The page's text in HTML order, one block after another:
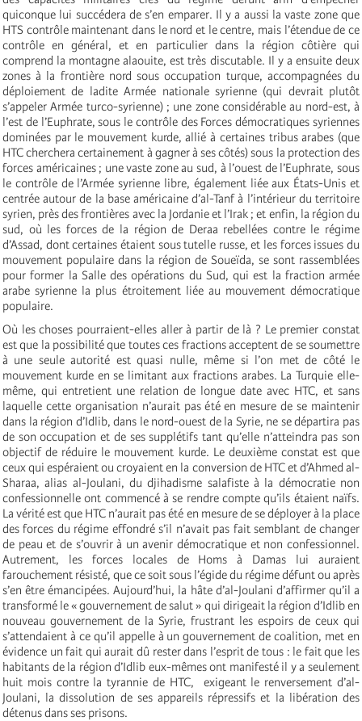
quiconque lui succédera de s’en emparer. Il y a aussi la vaste zone que
HTS contrôle maintenant dans le nord et le centre, mais l’étendue de ce
contrôle en général, et en particulier dans la région côtière qui
comprend la montagne alaouite, est très discutable. Il y a ensuite deux
zones à la frontière nord sous occupation turque, accompagnées du
déploiement de ladite Armée nationale syrienne (qui devrait plutôt
s’appeler Armée turco-syrienne) ; une zone considérable au nord-est, à
l’est de l’Euphrate, sous le contrôle des Forces démocratiques syriennes
dominées par le mouvement kurde, allié à certaines tribus arabes (que
HTC cherchera certainement à gagner à ses côtés) sous la protection des
forces américaines ; une vaste zone au sud, à l’ouest de l’Euphrate, sous
le contrôle de l’Armée syrienne libre, également liée aux États-Unis et
centrée autour de la base américaine d’al-Tanf à l’intérieur du territoire
syrien, près des frontières avec la Jordanie et l’Irak ; et enfin, la région du
sud, où les forces de la région de Deraa rebellées contre le régime
d’Assad, dont certaines étaient sous tutelle russe, et les forces issues du
mouvement populaire dans la région de Soueïda, se sont rassemblées
pour former la Salle des opérations du Sud, qui est la fraction armée
arabe syrienne la plus étroitement liée au mouvement démocratique
populaire.
Où les choses pourraient-elles aller à partir de là ? Le premier constat
est que la possibilité que toutes ces fractions acceptent de se soumettre
à une seule autorité est quasi nulle, même si l’on met de côté le
mouvement kurde en se limitant aux fractions arabes. La Turquie elle-
même, qui entretient une relation de longue date avec HTC, et sans
laquelle cette organisation n’aurait pas été en mesure de se maintenir
dans la région d’Idlib, dans le nord-ouest de la Syrie, ne se départira pas
de son occupation et de ses supplétifs tant qu’elle n’atteindra pas son
objectif de réduire le mouvement kurde. Le deuxième constat est que
ceux qui espéraient ou croyaient en la conversion de HTC et d’Ahmed al-
Sharaa, alias al-Joulani, du djihadisme salafiste à la démocratie non
confessionnelle ont commencé à se rendre compte qu’ils étaient naïfs.
La vérité est que HTC n’aurait pas été en mesure de se déployer à la place
des forces du régime effondré s’il n’avait pas fait semblant de changer
de peau et de s’ouvrir à un avenir démocratique et non confessionnel.
Autrement, les forces locales de Homs à Damas lui auraient
farouchement résisté, que ce soit sous l’égide du régime défunt ou après
s’en être émancipées. Aujourd’hui, la hâte d’al-Joulani d’affirmer qu’il a
transformé le « gouvernement de salut » qui dirigeait la région d’Idlib en
nouveau gouvernement de la Syrie, frustrant les espoirs de ceux qui
s’attendaient à ce qu’il appelle à un gouvernement de coalition, met en
évidence un fait qui aurait dû rester dans l’esprit de tous : le fait que les
habitants de la région d’Idlib eux-mêmes ont manifesté il y a seulement
huit mois contre la tyrannie de HTC, exigeant le renversement d’al-
Joulani, la dissolution de ses appareils répressifs et la libération des
détenus dans ses prisons.